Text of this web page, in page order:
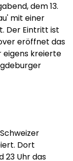
dem 13.
mit einer
Der Eintritt ist
eröffnet das
eigens kreierte
Dort
23 Uhr das